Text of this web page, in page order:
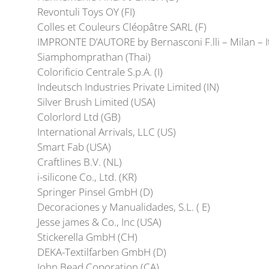
Revontuli Toys OY (FI)
Colles et Couleurs Cléopâtre SARL (F)
IMPRONTE D’AUTORE by Bernasconi F.lli – Milan –
Siamphomprathan (Thai)
Colorificio Centrale S.p.A. (I)
Indeutsch Industries Private Limited (IN)
Silver Brush Limited (USA)
Colorlord Ltd (GB)
International Arrivals, LLC (US)
Smart Fab (USA)
Craftlines B.V. (NL)
i-silicone Co., Ltd. (KR)
Springer Pinsel GmbH (D)
Decoraciones y Manualidades, S.L. ( E)
Jesse james & Co., Inc (USA)
Stickerella GmbH (CH)
DEKA-Textilfarben GmbH (D)